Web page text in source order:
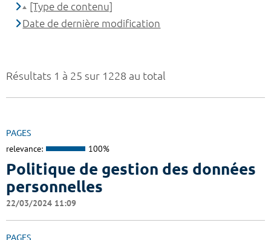
Résultats 1 à 25 sur 1228 au total
PAGES
relevance: 100%
Politique de gestion des données
personnelles
22/03/2024 11:09
PAGES
[Type de contenu]
Date de dernière modification